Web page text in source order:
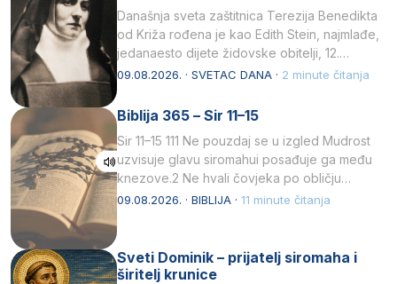
Današnja sveta zaštitnica Terezija Benedikta
od Križa rođena je kao Edith Stein, najmlađe,
jedanaesto dijete židovske obitelji, 12.
listopada 1891, u Wrocławu…
09.08.2026. · SVETAC DANA · 2 minute čitanja
Biblija 365 – Sir 11–15
Sir 11–15 111 Ne pouzdaj se u izgled Mudrost
uzvisuje glavu siromahui posađuje ga među
knezove.2 Ne hvali čovjeka po obličju
njegovui…
09.08.2026. · BIBLIJA · 11 minute čitanja
Sveti Dominik – prijatelj siromaha i
širitelj krunice